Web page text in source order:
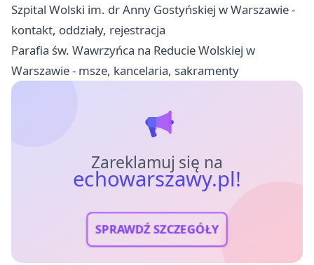
Szpital Wolski im. dr Anny Gostyńskiej w Warszawie -
kontakt, oddziały, rejestracja
Parafia św. Wawrzyńca na Reducie Wolskiej w
Warszawie - msze, kancelaria, sakramenty
Zareklamuj się na
echowarszawy.pl!
SPRAWDŹ SZCZEGÓŁY